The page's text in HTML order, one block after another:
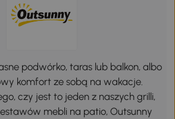
podwórko, taras lub balkon, albo
komfort ze sobą na wakacje.
czy jest to jeden z naszych grilli,
mebli na patio, Outsunny